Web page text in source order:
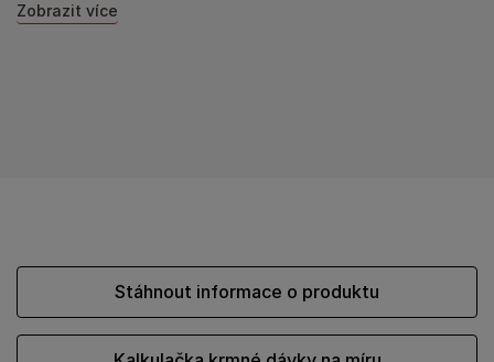
Zobrazit více
Stáhnout informace o produktu